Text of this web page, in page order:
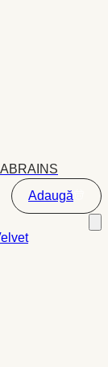
Adaugă